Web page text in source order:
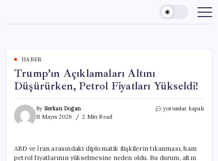
content
HABER
Trump’ın Açıklamaları Altını
Düşürürken, Petrol Fiyatları Yükseldi!
By Serkan Doğan
11 Mayıs 2026
2 Min Read
Trump’ın
Fiyatları
Yükseldi!
yorumlar kapalı
ABD ve İran arasındaki diplomatik ilişkilerin tıkanması, ham
petrol fiyatlarının yükselmesine neden oldu. Bu durum, altın